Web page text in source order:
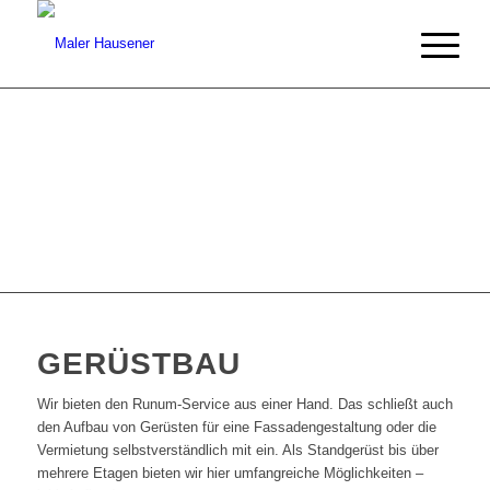
GERÜSTBAU
Wir bieten den Runum-Service aus einer Hand. Das schließt auch
den Aufbau von Gerüsten für eine Fassadengestaltung oder die
Vermietung selbstverständlich mit ein. Als Standgerüst bis über
mehrere Etagen bieten wir hier umfangreiche Möglichkeiten –